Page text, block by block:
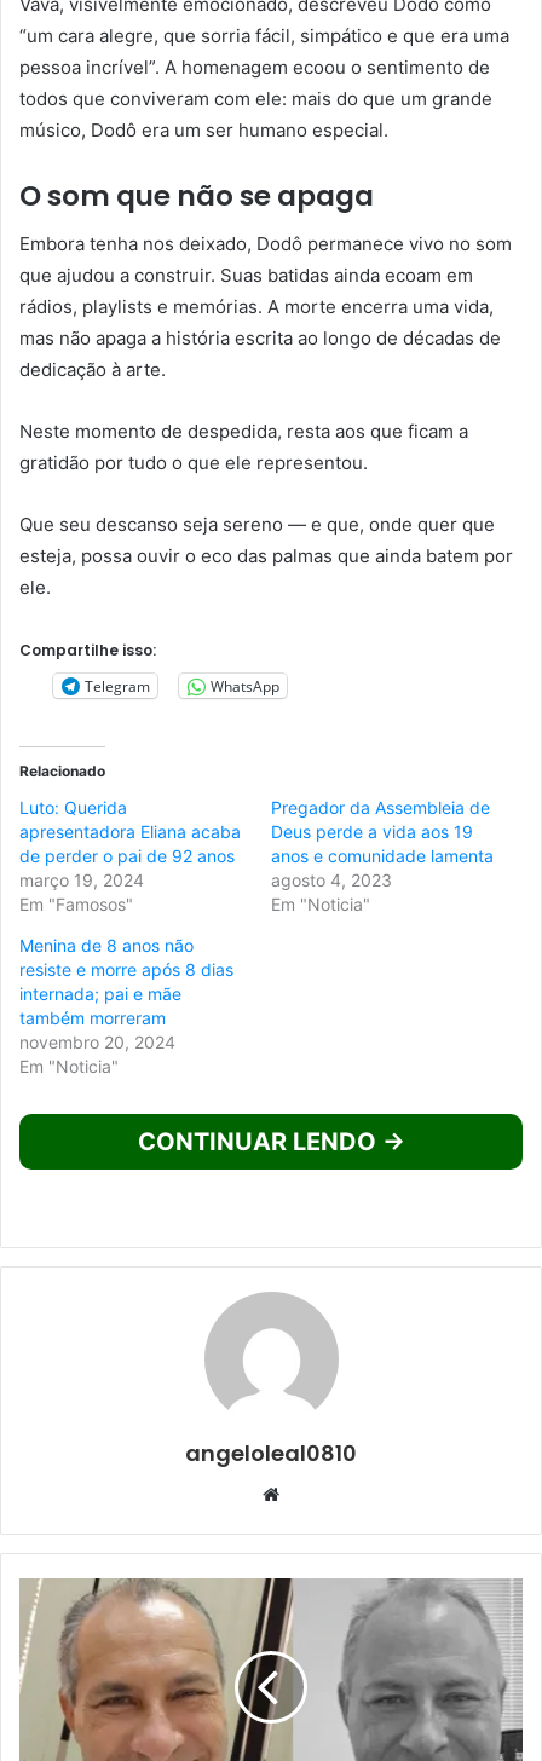
“um cara alegre, que sorria fácil, simpático e que era uma
pessoa incrível”. A homenagem ecoou o sentimento de
todos que conviveram com ele: mais do que um grande
músico, Dodô era um ser humano especial.
O som que não se apaga
Embora tenha nos deixado, Dodô permanece vivo no som
que ajudou a construir. Suas batidas ainda ecoam em
rádios, playlists e memórias. A morte encerra uma vida,
mas não apaga a história escrita ao longo de décadas de
dedicação à arte.
Neste momento de despedida, resta aos que ficam a
gratidão por tudo o que ele representou.
Que seu descanso seja sereno — e que, onde quer que
esteja, possa ouvir o eco das palmas que ainda batem por
ele.
Compartilhe isso:
Telegram
WhatsApp
Relacionado
Luto: Querida
apresentadora Eliana acaba
de perder o pai de 92 anos
março 19, 2024
Em "Famosos"
Pregador da Assembleia de
Deus perde a vida aos 19
anos e comunidade lamenta
agosto 4, 2023
Em "Noticia"
Menina de 8 anos não
resiste e morre após 8 dias
internada; pai e mãe
também morreram
novembro 20, 2024
Em "Noticia"
CONTINUAR LENDO →
angeloleal0810
Website